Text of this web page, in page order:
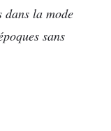
dans la mode
sans